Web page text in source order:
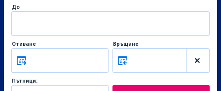
До
Отиване Връщане
Пътници: